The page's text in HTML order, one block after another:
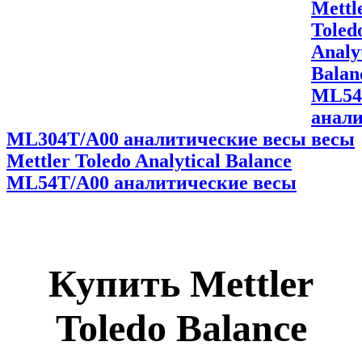
ML304T/A00 аналитические весы
Mettler Toledo Analytical Balance
ML54T/A00 аналитические весы
Купить Mettler
Toledo Balance